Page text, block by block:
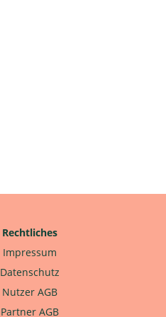
Rechtliches
Impressum
Datenschutz
Nutzer AGB
Partner AGB